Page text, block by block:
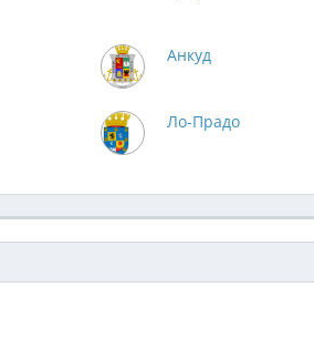
Анкуд
Ло-Прадо